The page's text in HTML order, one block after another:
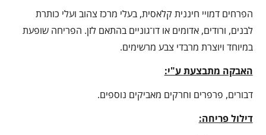
הפרחים דמויי חיננית קלאסית, בעלי מרכז צהוב ועלי כותרת
לבנים, ורודים, אדומים או דו־גוניים בהתאם לזן. הפריחה שופעת
במיוחד ויוצרת מרבדי צבע מרשימים.
האבקה מתבצעת ע"י:
דבורים, פרפרים וחרקים מאביקים נוספים.
דילול פריחה: